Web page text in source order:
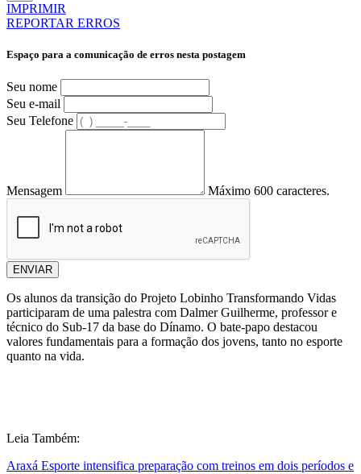
IMPRIMIR
REPORTAR ERROS
Espaço para a comunicação de erros nesta postagem
Seu nome
Seu e-mail
Seu Telefone
Mensagem Máximo 600 caracteres.
ENVIAR
Os alunos da transição do Projeto Lobinho Transformando Vidas
participaram de uma palestra com Dalmer Guilherme, professor e
técnico do Sub-17 da base do Dínamo. O bate-papo destacou
valores fundamentais para a formação dos jovens, tanto no esporte
quanto na vida.
Leia Também:
Araxá Esporte intensifica preparação com treinos em dois períodos e